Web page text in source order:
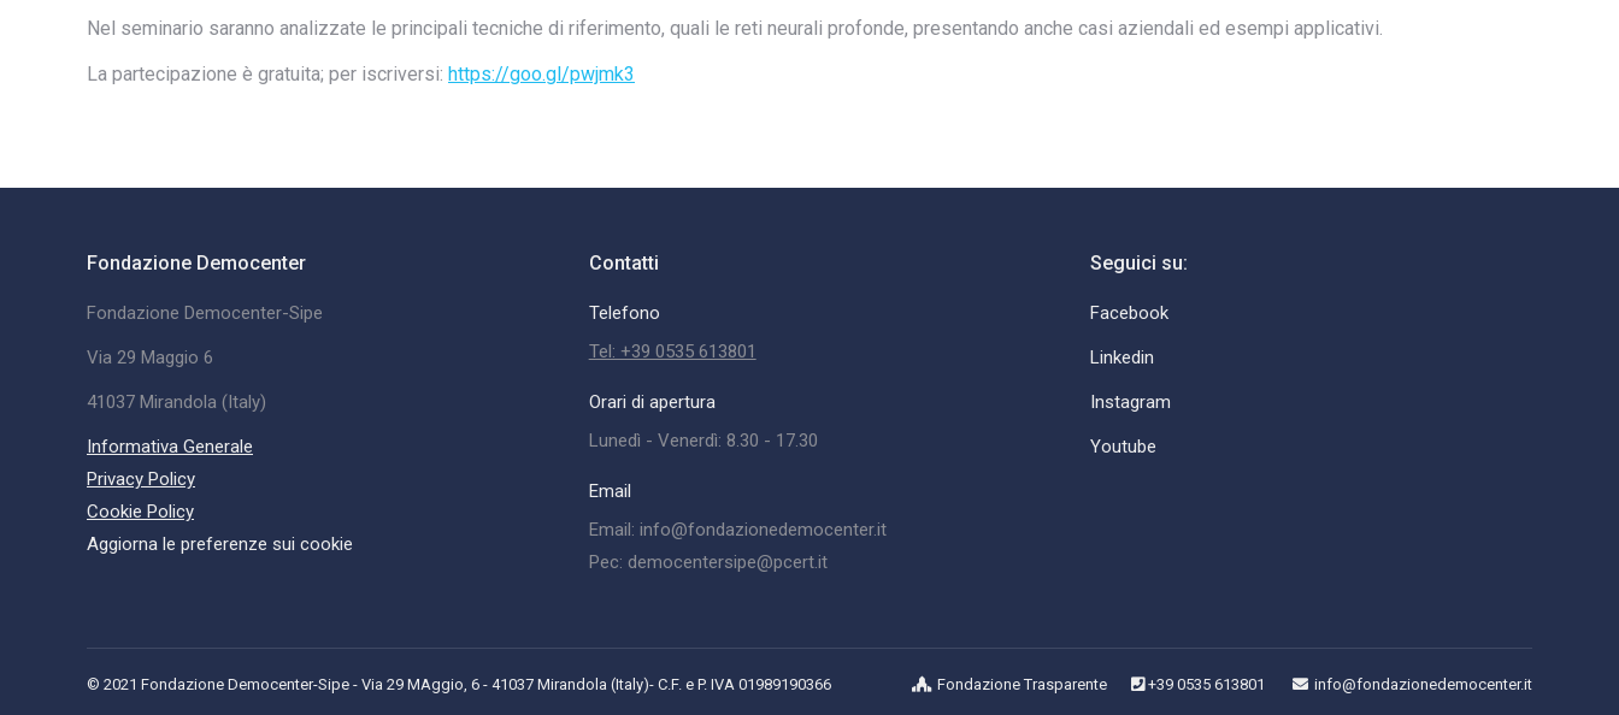
Nel seminario saranno analizzate le principali tecniche di riferimento, quali le reti neurali profonde, presentando anche casi aziendali ed esempi applicativi.
La partecipazione è gratuita; per iscriversi: https://goo.gl/pwjmk3
Fondazione Democenter
Fondazione Democenter-Sipe
Via 29 Maggio 6
41037 Mirandola (Italy)
Informativa Generale
Privacy Policy
Cookie Policy
Aggiorna le preferenze sui cookie
Contatti
Telefono
Tel: +39 0535 613801
Orari di apertura
Lunedì - Venerdì: 8.30 - 17.30
Email
Email: info@fondazionedemocenter.it
Pec: democentersipe@pcert.it
Seguici su:
Facebook
Linkedin
Instagram
Youtube
© 2021 Fondazione Democenter-Sipe - Via 29 MAggio, 6 - 41037 Mirandola (Italy)- C.F. e P. IVA 01989190366 Fondazione Trasparente +39 0535 613801 info@fondazionedemocenter.it